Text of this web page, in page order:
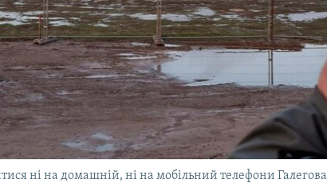
ні на домашній, ні на мобільний телефони Галегова